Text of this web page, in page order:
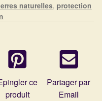
naturelles, protection
ce
produit
Partager par
Email